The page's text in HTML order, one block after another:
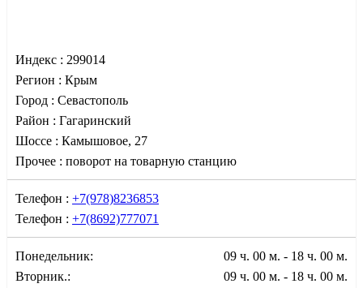
Индекс : 299014
Регион : Крым
Город : Севастополь
Район : Гагаринский
Шоссе : Камышовое, 27
Прочее : поворот на товарную станцию
Телефон : +7(978)8236853
Телефон : +7(8692)777071
Понедельник:
09 ч. 00 м. - 18 ч. 00 м.
Вторник.:
09 ч. 00 м. - 18 ч. 00 м.